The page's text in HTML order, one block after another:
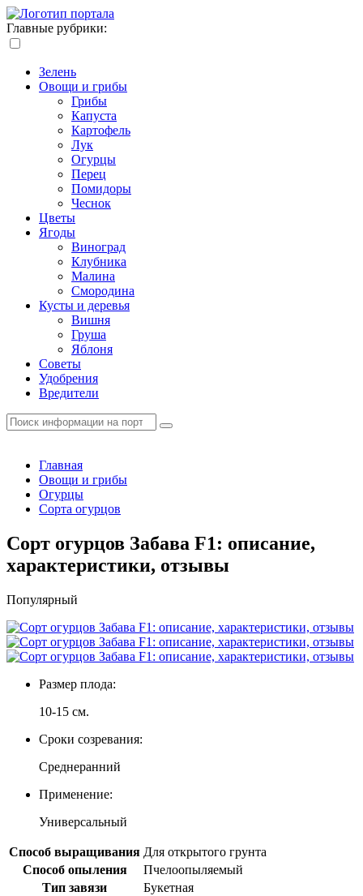
Главные рубрики:
Зелень
Овощи и грибы
Грибы
Капуста
Картофель
Лук
Огурцы
Перец
Помидоры
Чеснок
Цветы
Ягоды
Виноград
Клубника
Малина
Смородина
Кусты и деревья
Вишня
Груша
Яблоня
Советы
Удобрения
Вредители
Главная
Овощи и грибы
Огурцы
Сорта огурцов
Сорт огурцов Забава F1: описание,
характеристики, отзывы
Популярный
Размер плода:
10-15 см.
Сроки созревания:
Среднеранний
Применение:
Универсальный
Способ выращивания Для открытого грунта
Способ опыления
Пчелоопыляемый
Тип завязи
Букетная